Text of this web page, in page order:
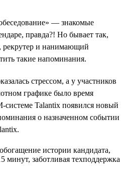
— знакомые
правда?! Но бывает так,
рекрутер и нанимающий
такие напоминания.
стрессом, а у участников
графике было время
системе Talantix появился новый
о назначенном событии